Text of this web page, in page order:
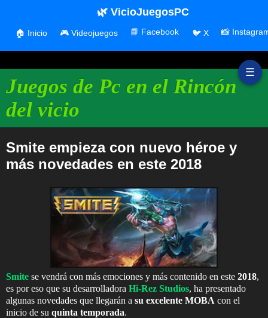
☰
Juegos de Pc en el Rincón
del vicio
🌿 VicioJuegosPC
🏠 Inicio 🎮 Videojuegos 📘 Facebook 🐦 X 📸
Smite empieza con nuevo héroe y
más novedades en este 2018
Smite se vendrá con más emociones y más contenido en este 2018,
es por eso que su desarrolladora Hi-Rez Studios, ha presentado
algunas novedades que llegarán a su excelente MOBA con el
inicio de su quinta temporada.